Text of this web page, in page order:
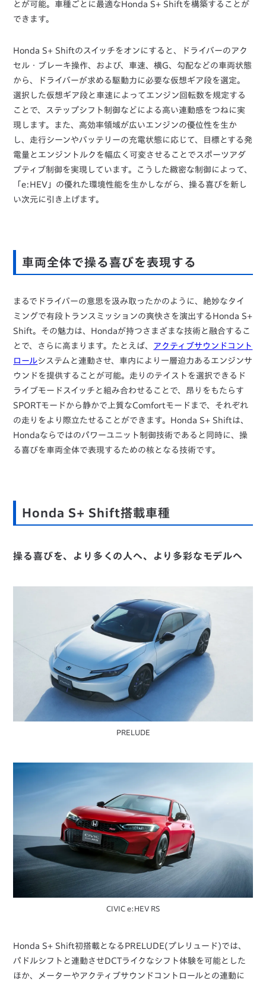
とが可能。車種ごとに最適なHonda S+ Shiftを構築することが
できます。
Honda S+ Shiftのスイッチをオンにすると、ドライバーのアク
セル・ブレーキ操作、および、車速、横G、勾配などの車両状態
から、ドライバーが求める駆動力に必要な仮想ギア段を選定。
選択した仮想ギア段と車速によってエンジン回転数を規定する
ことで、ステップシフト制御などによる高い連動感をつねに実
現します。また、高効率領域が広いエンジンの優位性を生か
し、走行シーンやバッテリーの充電状態に応じて、目標とする発
電量とエンジントルクを幅広く可変させることでスポーツアダ
プティブ制御を実現しています。こうした緻密な制御によって、
「e:HEV」の優れた環境性能を生かしながら、操る喜びを新し
い次元に引き上げます。
車両全体で操る喜びを表現する
まるでドライバーの意思を汲み取ったかのように、絶妙なタイ
ミングで有段トランスミッションの爽快さを演出するHonda S+
Shift。その魅力は、Hondaが持つさまざまな技術と融合するこ
とで、さらに高まります。たとえば、 アクティブサウンドコント
ロールシステムと連動させ、車内により一層迫力あるエンジンサ
ウンドを提供することが可能。走りのテイストを選択できるド
ライブモードスイッチと組み合わせることで、昂りをもたらす
SPORTモードから静かで上質なComfortモードまで、それぞれ
の走りをより際立たせることができます。Honda S+ Shiftは、
Hondaならではのパワーユニット制御技術であると同時に、操
る喜びを車両全体で表現するための核となる技術です。
Honda S+ Shift搭載車種
操る喜びを、より多くの人へ、より多彩なモデルへ
PRELUDE
CIVIC e:HEV RS
Honda S+ Shift初搭載となるPRELUDE(プレリュード)では、
パドルシフトと連動させDCTライクなシフト体験を可能とした
ほか、メーターやアクティブサウンドコントロールとの連動に